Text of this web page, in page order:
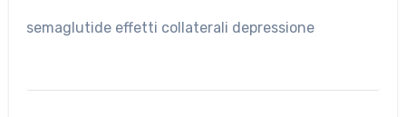
semaglutide effetti collaterali depressione